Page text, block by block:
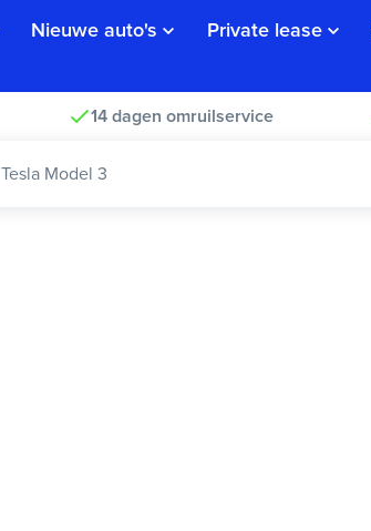
Nieuwe auto's Private lease
14 dagen omruilservice
Tesla Model 3